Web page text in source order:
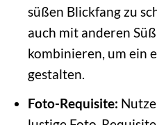
süßen Blickfang zu
auch mit anderen
kombinieren, um ein
gestalten.
Foto-Requisite: